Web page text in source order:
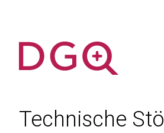
Technische